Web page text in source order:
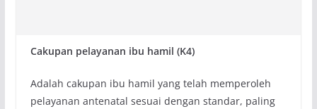
Cakupan pelayanan ibu hamil (K4)
Adalah cakupan ibu hamil yang telah memperoleh
pelayanan antenatal sesuai dengan standar, paling